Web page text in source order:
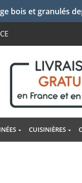
bois et granulés
CUISINIÈRES